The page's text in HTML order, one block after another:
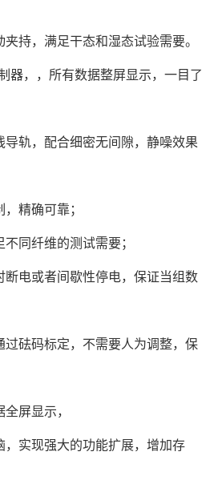
持，满足干态和湿态试验需要。
，，所有数据整屏显示，一目了
轨，配合细密无间隙，静噪效果
精确可靠；
同纤维的测试需要；
电或者间歇性停电，保证当组数
砝码标定，不需要人为调整，保
屏显示，
实现强大的功能扩展，增加存